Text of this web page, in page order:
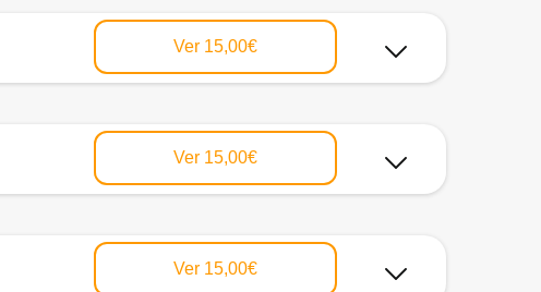
Ver 15,00€
Ver 15,00€
Ver 15,00€